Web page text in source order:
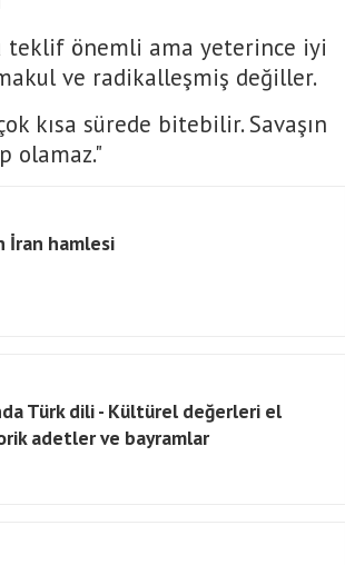
teklif önemli ama yeterince iyi
ve radikalleşmiş değiller.
kısa sürede bitebilir. Savaşın
olamaz."
İran hamlesi
Türk dili - Kültürel değerleri el
adetler ve bayramlar